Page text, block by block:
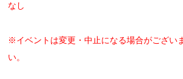
なし
※イベントは変更・中止になる場合がござい
い。